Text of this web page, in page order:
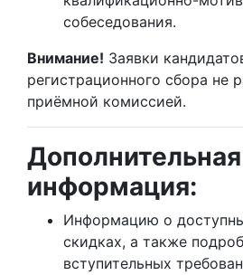
собеседования.
Внимание! Заявки
регистрационного сбора не
приёмной комиссией.
Дополнительная
информация:
Информацию о
скидках, а также
вступительных